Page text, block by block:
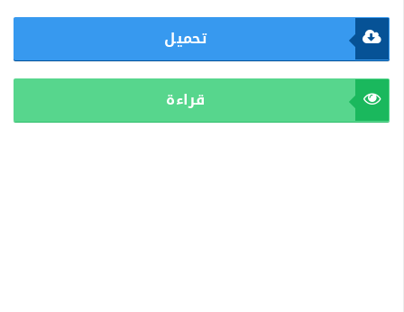
تحميل
قراءة